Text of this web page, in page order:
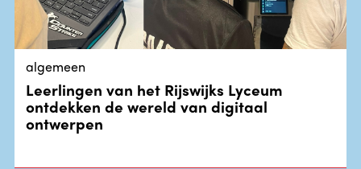
algemeen
Leerlingen van het Rijswijks Lyceum
ontdekken de wereld van digitaal
ontwerpen